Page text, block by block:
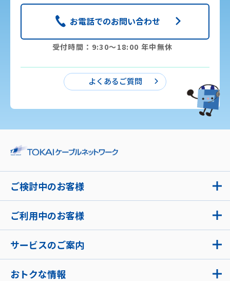
お電話でのお問い合わせ
受付時間：9:30〜18:00 年中無休
よくあるご質問
ご検討中のお客様
ご利用中のお客様
サービスのご案内
おトクな情報